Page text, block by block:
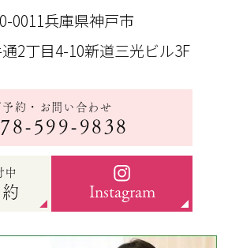
0011兵庫県神戸市
2丁目4-10新道三光ビル3F
予約・お問い合わせ
599-9838
中
Instagram